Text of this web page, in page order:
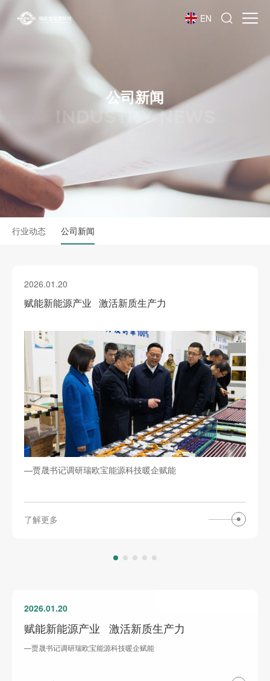
EN
公司新闻
INDUSTRY NEWS
行业动态 公司新闻
2026.01.20
赋能新能源产业 激活新质生产力
—贾晟书记调研瑞欧宝能源科技暖企赋能
了解更多
2026.01.20
赋能新能源产业 激活新质生产力
—贾晟书记调研瑞欧宝能源科技暖企赋能